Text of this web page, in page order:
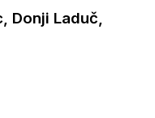
Donji Laduč,